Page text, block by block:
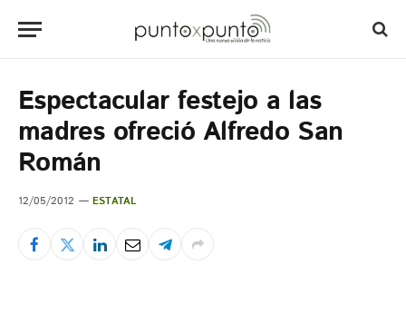
Espectacular festejo a las
madres ofreció Alfredo San
Román
12/05/2012 ESTATAL